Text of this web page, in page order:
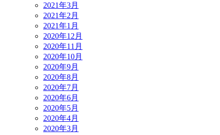
2021年3月
2021年2月
2021年1月
2020年12月
2020年11月
2020年10月
2020年9月
2020年8月
2020年7月
2020年6月
2020年5月
2020年4月
2020年3月